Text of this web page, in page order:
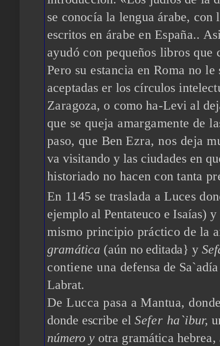
se conocía la lengua árabe, con
escritos en árabe en España..
ayudó con pequeños libros que
Pero su estancia en Roma no
aceptadas er los círculos intelec
Zaragoza, o como ha-Levi al
que se queja amargamente de
paso, que BenEzra, nos deja
va visitando y las ciudades en
historiado no hacen con tanta
En 1145 se traslada a Luces
ejemplo al Pentateuco e Isaías) y
mismoprincipio práctico de la
gramática (aún no editada} y Sef
contiene una defensa de
Labrat.
De Lucca pasa a Mantua,
donde escribe el Sefer ha­ `ibur,
número y otra gramática hebrea,